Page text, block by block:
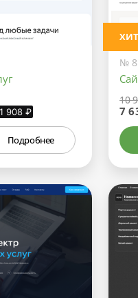
1 908 ₽
Подробнее
ХИТ
№
10
7